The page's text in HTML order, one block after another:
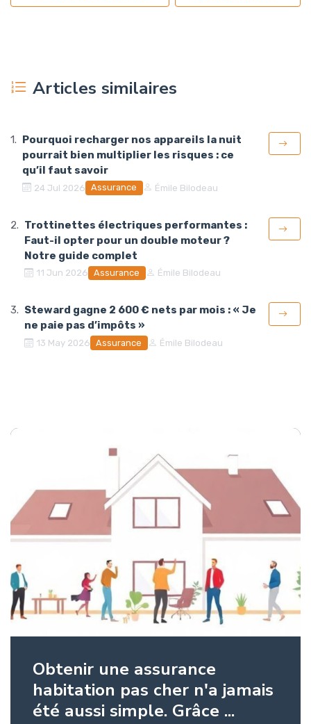
Articles similaires
Pourquoi recharger nos appareils la nuit
pourrait bien multiplier les risques : ce
qu’il faut savoir
24 Jul 2026 Assurance Émile Bilodeau
Trottinettes électriques performantes :
Faut-il opter pour un double moteur ?
Notre guide complet
11 Jun 2026 Assurance Émile Bilodeau
Steward gagne 2 600 € nets par mois : « Je
ne paie pas d’impôts »
13 May 2026 Assurance Émile Bilodeau
Obtenir une assurance
habitation pas cher n'a jamais
été aussi simple. Grâce ...